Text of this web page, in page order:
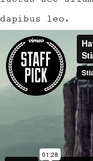
dapibus leo.